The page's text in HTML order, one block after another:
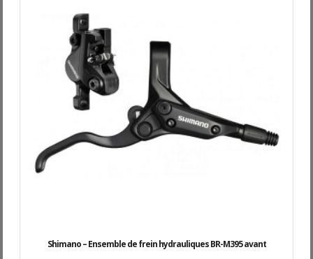
Shimano – Ensemble de frein hydrauliques BR-M395 avant